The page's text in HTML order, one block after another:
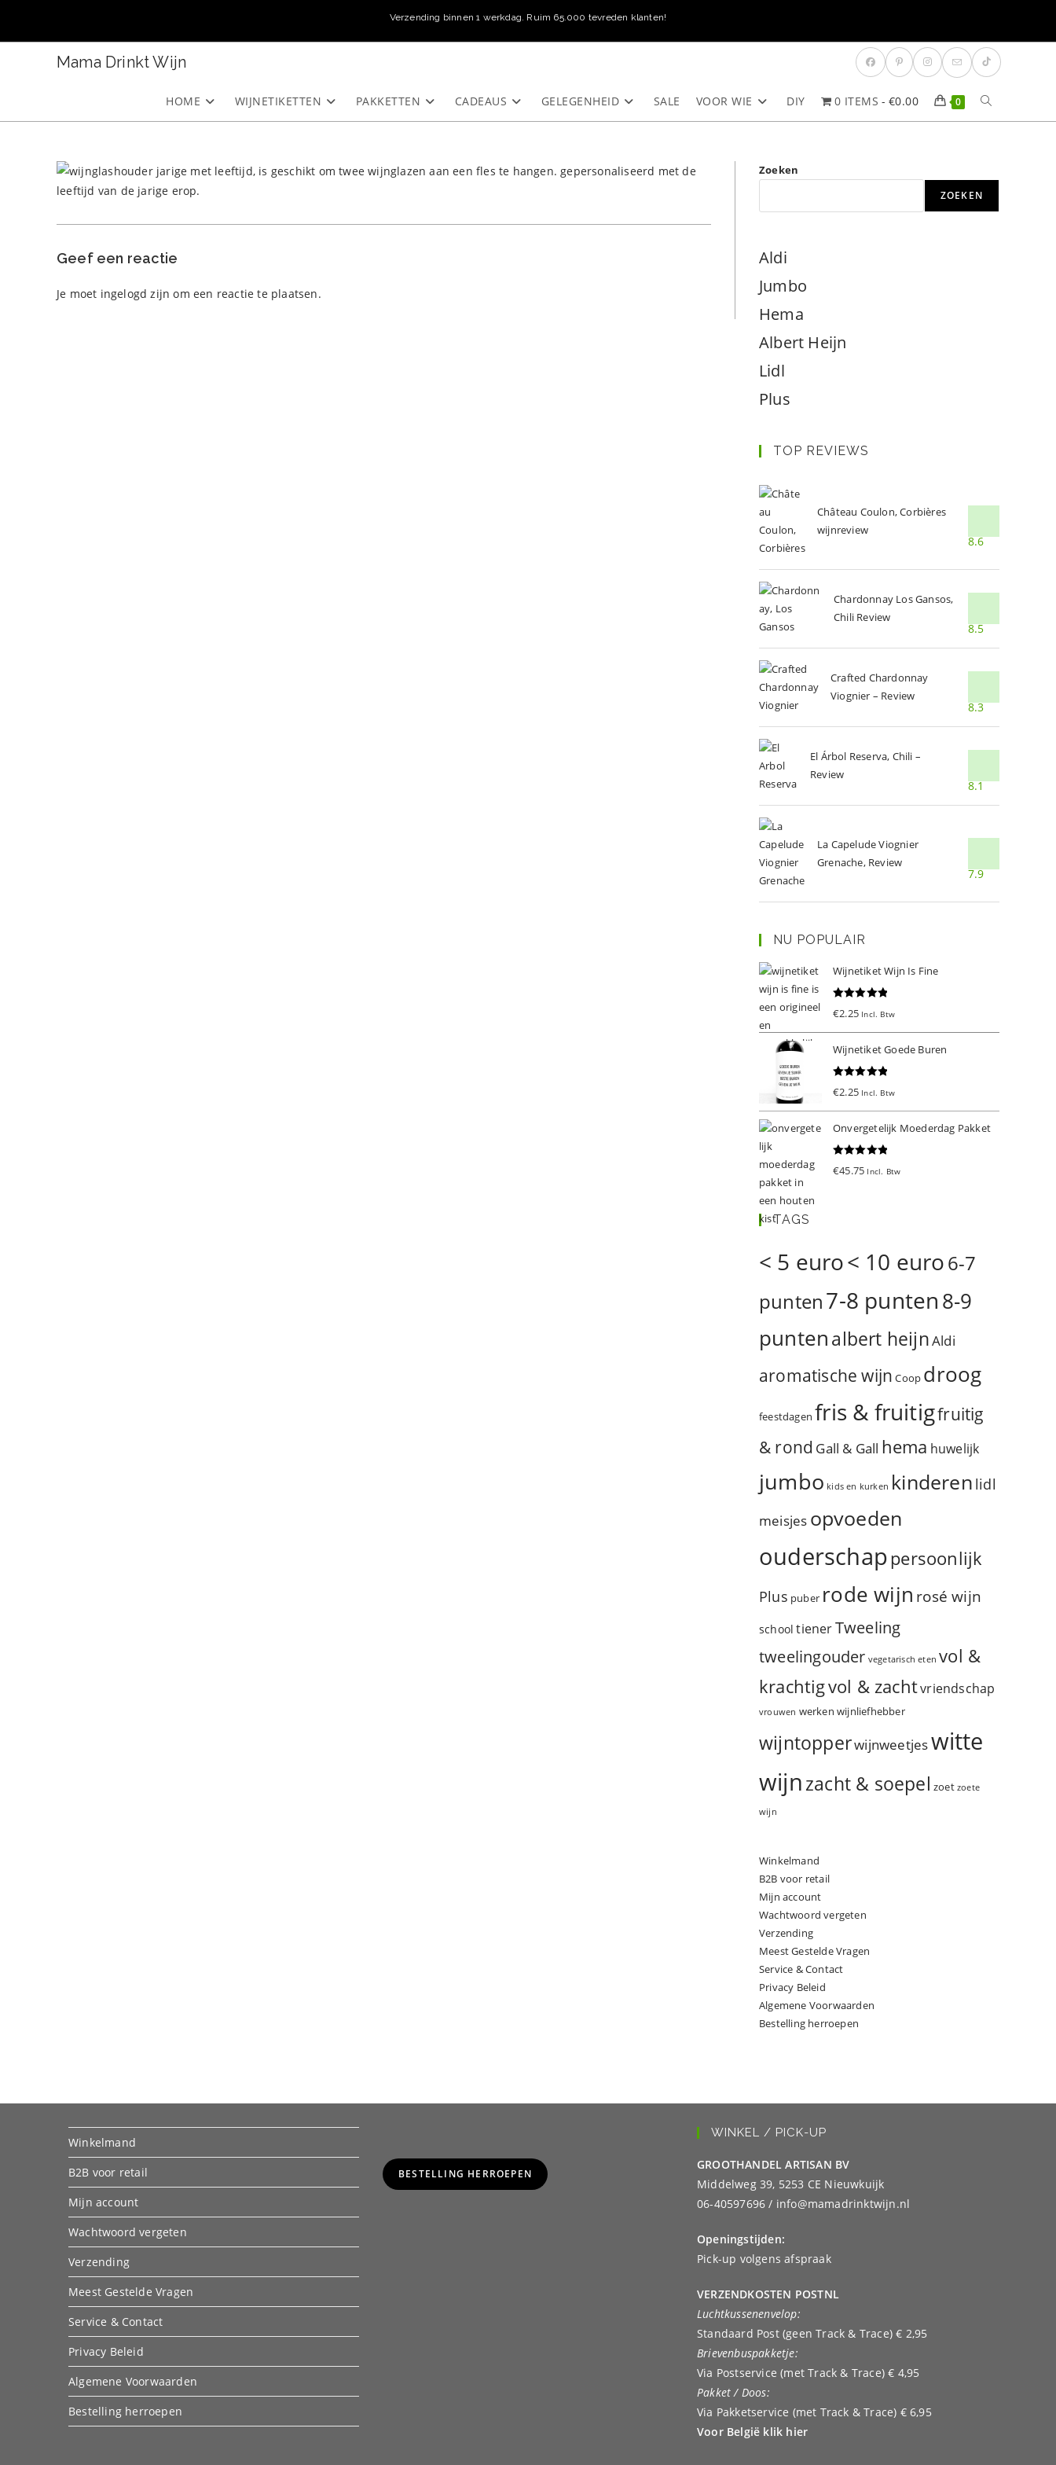
Verzending binnen 1 werkdag. Ruim 65.000 tevreden klanten!
Mama Drinkt Wijn
HOME WIJNETIKETTEN PAKKETTEN CADEAUS GELEGENHEID SALE VOOR WIE DIY 0 ITEMS €0.00 0 TOGGLE
ZOEKEN
Geef een reactie
Je moet ingelogd zijn om een reactie te plaatsen.
Zoeken
ZOEKEN
Aldi
Jumbo
Hema
Albert Heijn
Lidl
Plus
TOP REVIEWS
Château Coulon, Corbières
wijnreview
8.6
Chardonnay Los Gansos,
Chili Review
8.5
Crafted Chardonnay
Viognier – Review
8.3
El Árbol Reserva, Chili –
Review
8.1
La Capelude Viognier
Grenache, Review
7.9
NU POPULAIR
Wijnetiket Wijn Is Fine
€2.25 Incl. Btw
Wijnetiket Goede Buren
€2.25 Incl. Btw
Onvergetelijk Moederdag Pakket
€45.75 Incl. Btw
TAGS
< 5 euro< 10 euro6-7
punten7-8 punten8-9
puntenalbert heijnAldi
aromatische wijn Coop droog
feestdagen fris & fruitigfruitig
& rond Gall & Gall hema huwelijk
jumbo kids en kurken kinderen lidl
meisjes opvoeden
ouderschappersoonlijk
Plus puber rode wijn rosé wijn
school tienerTweeling
tweelingouder vegetarisch eten vol &
krachtigvol & zachtvriendschap
vrouwen werken wijnliefhebber
wijntopperwijnweetjeswitte
wijnzacht & soepel zoet zoete
wijn
Winkelmand
B2B voor retail
Mijn account
Wachtwoord vergeten
Verzending
Meest Gestelde Vragen
Service & Contact
Privacy Beleid
Algemene Voorwaarden
Bestelling herroepen
Winkelmand
B2B voor retail
Mijn account
Wachtwoord vergeten
Verzending
Meest Gestelde Vragen
Service & Contact
Privacy Beleid
Algemene Voorwaarden
Bestelling herroepen
BESTELLING HERROEPEN
WINKEL / PICK-UP
GROOTHANDEL ARTISAN BV
Middelweg 39, 5253 CE Nieuwkuijk
06-40597696 / info@mamadrinktwijn.nl
Openingstijden:
Pick-up volgens afspraak
VERZENDKOSTEN POSTNL
Luchtkussenenvelop:
Standaard Post (geen Track & Trace) € 2,95
Brievenbuspakketje:
Via Postservice (met Track & Trace) € 4,95
Pakket / Doos:
Via Pakketservice (met Track & Trace) € 6,95
Voor België klik hier